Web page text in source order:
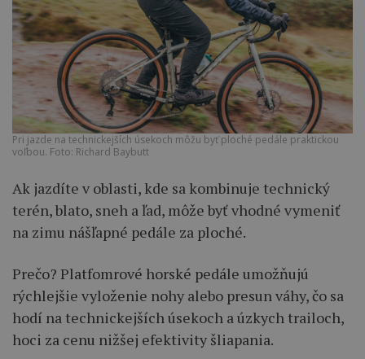
Pri jazde na technickejších úsekoch môžu byť ploché pedále praktickou
voľbou. Foto: Richard Baybutt
Ak jazdíte v oblasti, kde sa kombinuje technický
terén, blato, sneh a ľad, môže byť vhodné vymeniť
na zimu nášľapné pedále za ploché.
Prečo? Platfomrové horské pedále umožňujú
rýchlejšie vyloženie nohy alebo presun váhy, čo sa
hodí na technickejších úsekoch a úzkych trailoch,
hoci za cenu nižšej efektivity šliapania.